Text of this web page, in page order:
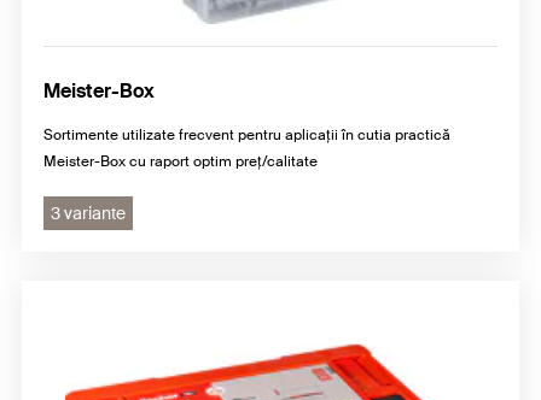
Meister-Box
Sortimente utilizate frecvent pentru aplicații în cutia practică
Meister-Box cu raport optim preț/calitate
3 variante